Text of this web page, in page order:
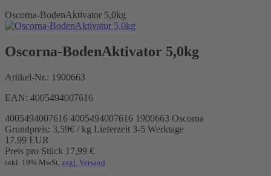
Oscorna-BodenAktivator 5,0kg
Oscorna-BodenAktivator 5,0kg
Artikel-Nr.: 1900663
EAN: 4005494007616
4005494007616 4005494007616 1900663 Oscorna
Grundpreis: 3,59€ / kg Lieferzeit 3-5 Werktage
17.99 EUR
Preis pro Stück 17,99 €
inkl. 19% MwSt, zzgl. Versand